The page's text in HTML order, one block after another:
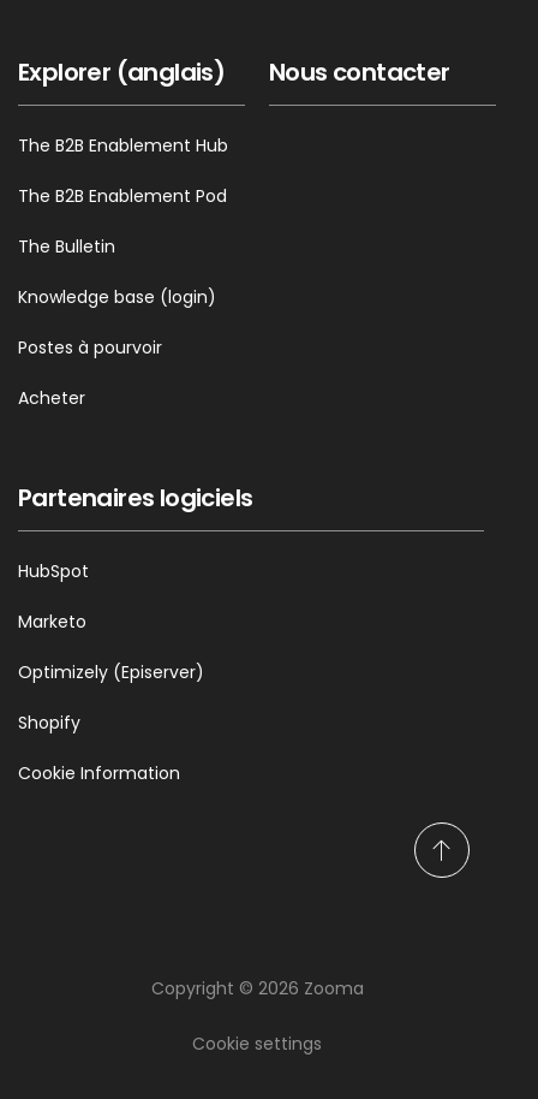
Keep updated on
thoughts, facts and
Explorer (anglais)
The B2B Enablement Hub
The B2B Enablement Pod
The Bulletin
Knowledge base (login)
Postes à pourvoir
Acheter
Nous contacter
Partenaires logiciels
HubSpot
Marketo
Optimizely (Episerver)
Shopify
Cookie Information
F
a
Copyright © 2026 Zooma
Cookie settings